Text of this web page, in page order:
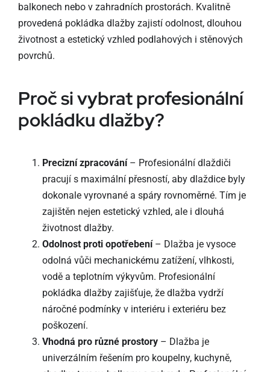
balkonech nebo v zahradních prostorách. Kvalitně
provedená pokládka dlažby zajistí odolnost, dlouhou
životnost a estetický vzhled podlahových i stěnových
povrchů.
Proč si vybrat profesionální
pokládku dlažby?
Precizní zpracování– Profesionální dlaždiči
pracují s maximální přesností, aby dlaždice byly
dokonale vyrovnané a spáry rovnoměrné. Tím je
zajištěn nejen estetický vzhled, ale i dlouhá
životnost dlažby.
Odolnost proti opotřebení– Dlažba je vysoce
odolná vůči mechanickému zatížení, vlhkosti,
vodě a teplotním výkyvům. Profesionální
pokládka dlažby zajišťuje, že dlažba vydrží
náročné podmínky v interiéru i exteriéru bez
poškození.
Vhodná pro různé prostory– Dlažba je
univerzálním řešením pro koupelny, kuchyně,